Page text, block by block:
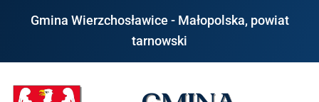
Gmina Wierzchosławice - Małopolska, powiat
tarnowski